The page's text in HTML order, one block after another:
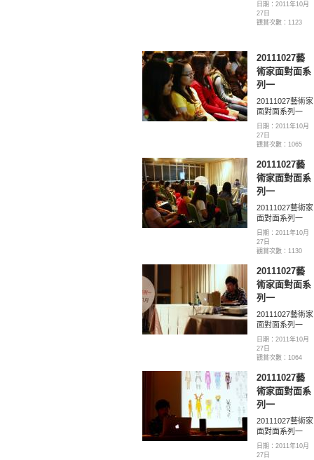
日期：2011年10月
27日
觀賞次數：1123
20111027藝
術家面對面系
列一
20111027藝術家
面對面系列一
日期：2011年10月
27日
觀賞次數：1065
20111027藝
術家面對面系
列一
20111027藝術家
面對面系列一
日期：2011年10月
27日
觀賞次數：1130
20111027藝
術家面對面系
列一
20111027藝術家
面對面系列一
日期：2011年10月
27日
觀賞次數：1064
20111027藝
術家面對面系
列一
20111027藝術家
面對面系列一
日期：2011年10月
27日